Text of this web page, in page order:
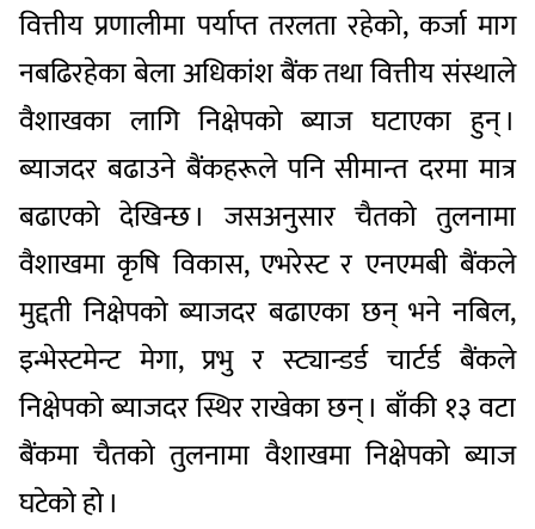
वित्तीय प्रणालीमा पर्याप्त तरलता रहेको, कर्जा माग
नबढिरहेका बेला अधिकांश बैंक तथा वित्तीय संस्थाले
वैशाखका लागि निक्षेपको ब्याज घटाएका हुन् ।
ब्याजदर बढाउने बैंकहरूले पनि सीमान्त दरमा मात्र
बढाएको देखिन्छ । जसअनुसार चैतको तुलनामा
वैशाखमा कृषि विकास, एभरेस्ट र एनएमबी बैंकले
मुद्दती निक्षेपको ब्याजदर बढाएका छन् भने नबिल,
इन्भेस्टमेन्ट मेगा, प्रभु र स्ट्यान्डर्ड चार्टर्ड बैंकले
निक्षेपको ब्याजदर स्थिर राखेका छन् । बाँकी १३ वटा
बैंकमा चैतको तुलनामा वैशाखमा निक्षेपको ब्याज
घटेको हो ।